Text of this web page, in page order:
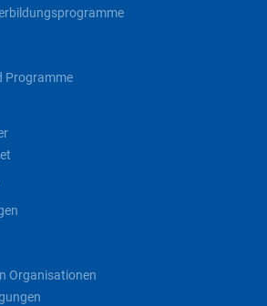
Programme
Organisationen